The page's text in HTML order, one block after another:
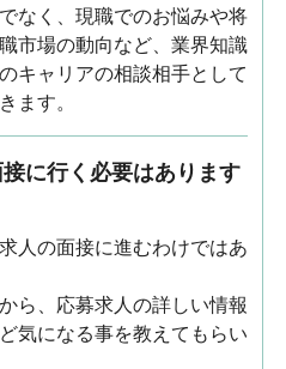
なく、現職でのお悩みや将
市場の動向など、業界知識
キャリアの相談相手として
ます。
に行く必要はあります
人の面接に進むわけではあ
ら、応募求人の詳しい情報
気になる事を教えてもらい